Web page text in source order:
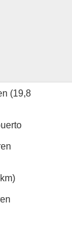
(19,8